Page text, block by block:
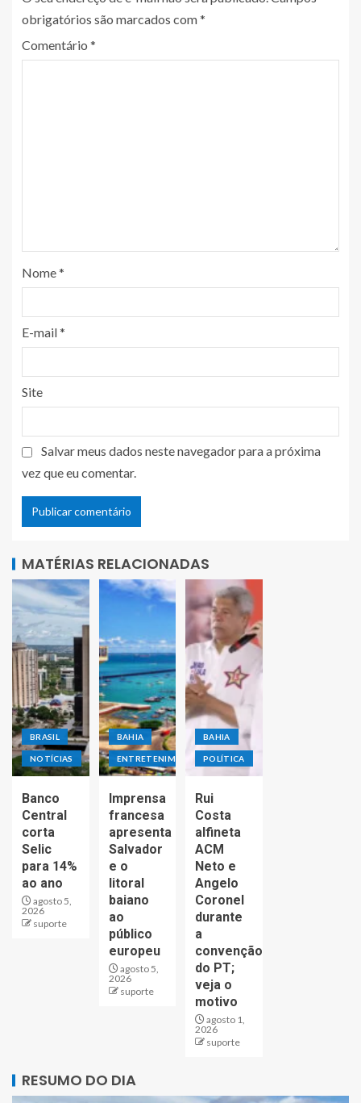
obrigatórios são marcados com*
Comentário *
Nome*
E-mail*
Site
Salvar meus dados neste navegador para a próxima
vez que eu comentar.
MATÉRIAS RELACIONADAS
BRASIL
NOTÍCIAS
Banco
Central
corta
Selic
para 14%
ao ano
agosto 5,
2026
suporte
BAHIA
ENTRETENIMENTO
Imprensa
francesa
apresenta
Salvador
e o
litoral
baiano
ao
público
europeu
agosto 5,
2026
suporte
BAHIA
POLÍTICA
Rui
Costa
alfineta
ACM
Neto e
Angelo
Coronel
durante
a
convenção
do PT;
veja o
motivo
agosto 1,
2026
suporte
RESUMO DO DIA